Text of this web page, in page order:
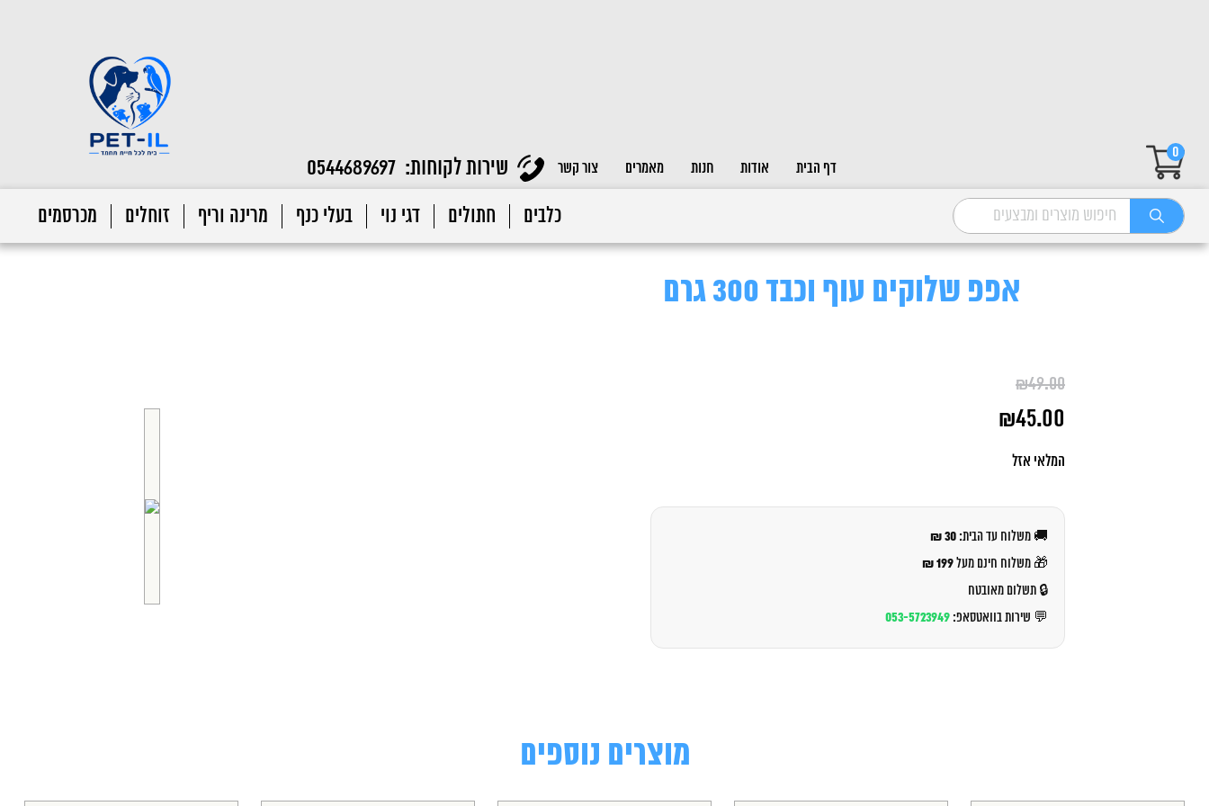
0
דף הבית
אודות חנות מאמרים צור קשר שירות לקוחות: 0544689697
כלבים חתולים דגי נוי בעלי כנף מרינה וריף זוחלים מכרסמים
אפפ שלוקים עוף וכבד 300 גרם
₪49.00
המקורי
₪49.00.
₪45.00
הנוכחי
המלאי אזל
🚚 משלוח עד הבית: 30 ₪
🎁 משלוח חינם מעל199 ₪
🔒 תשלום מאובטח
💬 שירות בוואטסאפ: 053-5723949
מוצרים נוספים